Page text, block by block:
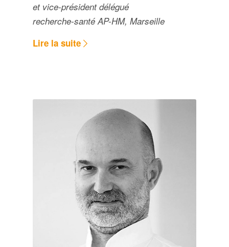
et vice-président délégué
recherche-santé AP-HM, Marseille​
Lire la suite